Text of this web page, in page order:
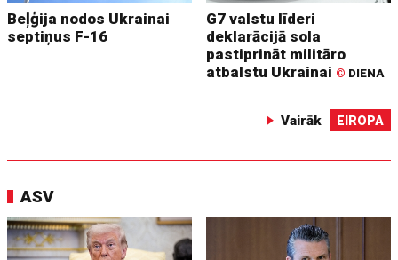
Beļģija nodos Ukrainai
septiņus F-16
G7 valstu līderi
deklarācijā sola
pastiprināt militāro
atbalstu Ukrainai © DIENA
Vairāk EIROPA
ASV